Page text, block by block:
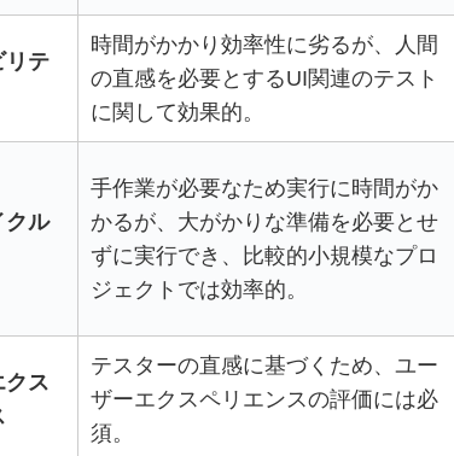
リテ
時間がかかり効率性に劣るが、人間
の直感を必要とするUI関連のテスト
に関して効果的。
クル
手作業が必要なため実行に時間がか
かるが、大がかりな準備を必要とせ
ずに実行でき、比較的小規模なプロ
ジェクトでは効率的。
クス
テスターの直感に基づくため、ユー
ザーエクスペリエンスの評価には必
須。